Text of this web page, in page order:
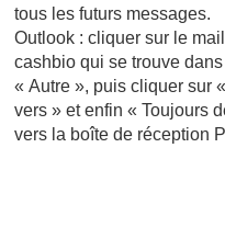
tous les futurs messages.
Outlook : cliquer sur le
cashbio qui se trouve dans
« Autre », puis cliquer sur
vers » et enfin « Toujours
vers la boîte de réception